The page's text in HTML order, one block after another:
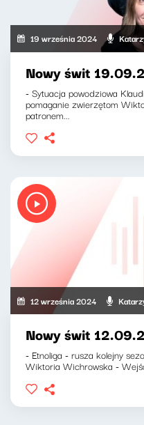
19 września 2024
Nowy świt
- Sytuacja powodziowa
pomaganie zwierzętom
patronem...
12 września 2024
Nowy świt
- Etnoliga - rusza kolejny
Wiktoria Wichrowska -